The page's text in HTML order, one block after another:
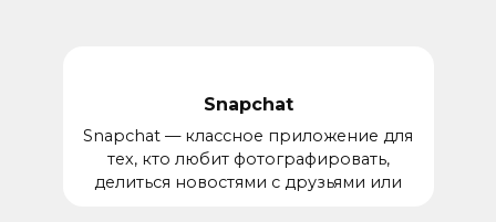
Snapchat
Snapchat — классное приложение для
тех, кто любит фотографировать,
делиться новостями с друзьями или